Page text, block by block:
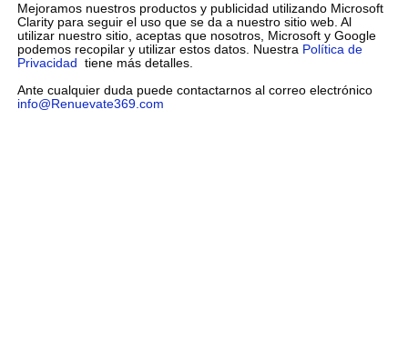
Mejoramos nuestros productos y publicidad utilizando Microsoft
Clarity para seguir el uso que se da a nuestro sitio web. Al
utilizar nuestro sitio, aceptas que nosotros, Microsoft y Google
podemos recopilar y utilizar estos datos. Nuestra Política de
Privacidad tiene más detalles.
Ante cualquier duda puede contactarnos al correo electrónico
info@Renuevate369.com